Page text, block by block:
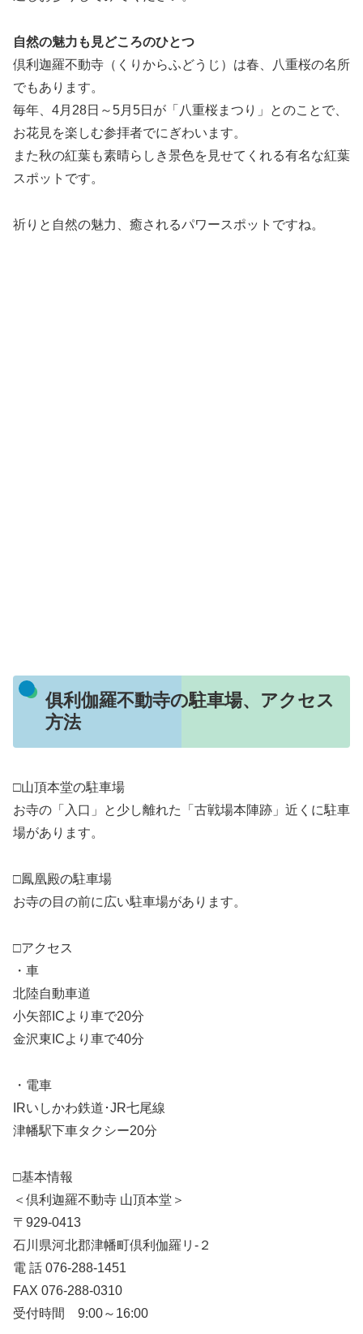
自然の魅力も見どころのひとつ
倶利迦羅不動寺（くりからふどうじ）は春、八重桜の名所
でもあります。
毎年、4月28日～5月5日が「八重桜まつり」とのことで、
お花見を楽しむ参拝者でにぎわいます。
また秋の紅葉も素晴らしき景色を見せてくれる有名な紅葉
スポットです。
祈りと自然の魅力、癒されるパワースポットですね。
俱利伽羅不動寺の駐車場、アクセス
方法
□山頂本堂の駐車場
お寺の「入口」と少し離れた「古戦場本陣跡」近くに駐車
場があります。
□鳳凰殿の駐車場
お寺の目の前に広い駐車場があります。
□アクセス
・車
北陸自動車道
小矢部ICより車で20分
金沢東ICより車で40分
・電車
IRいしかわ鉄道･JR七尾線
津幡駅下車タクシー20分
□基本情報
＜倶利迦羅不動寺 山頂本堂＞
〒929-0413
石川県河北郡津幡町倶利伽羅リ-２
電 話 076-288-1451
FAX 076-288-0310
受付時間 9:00～16:00